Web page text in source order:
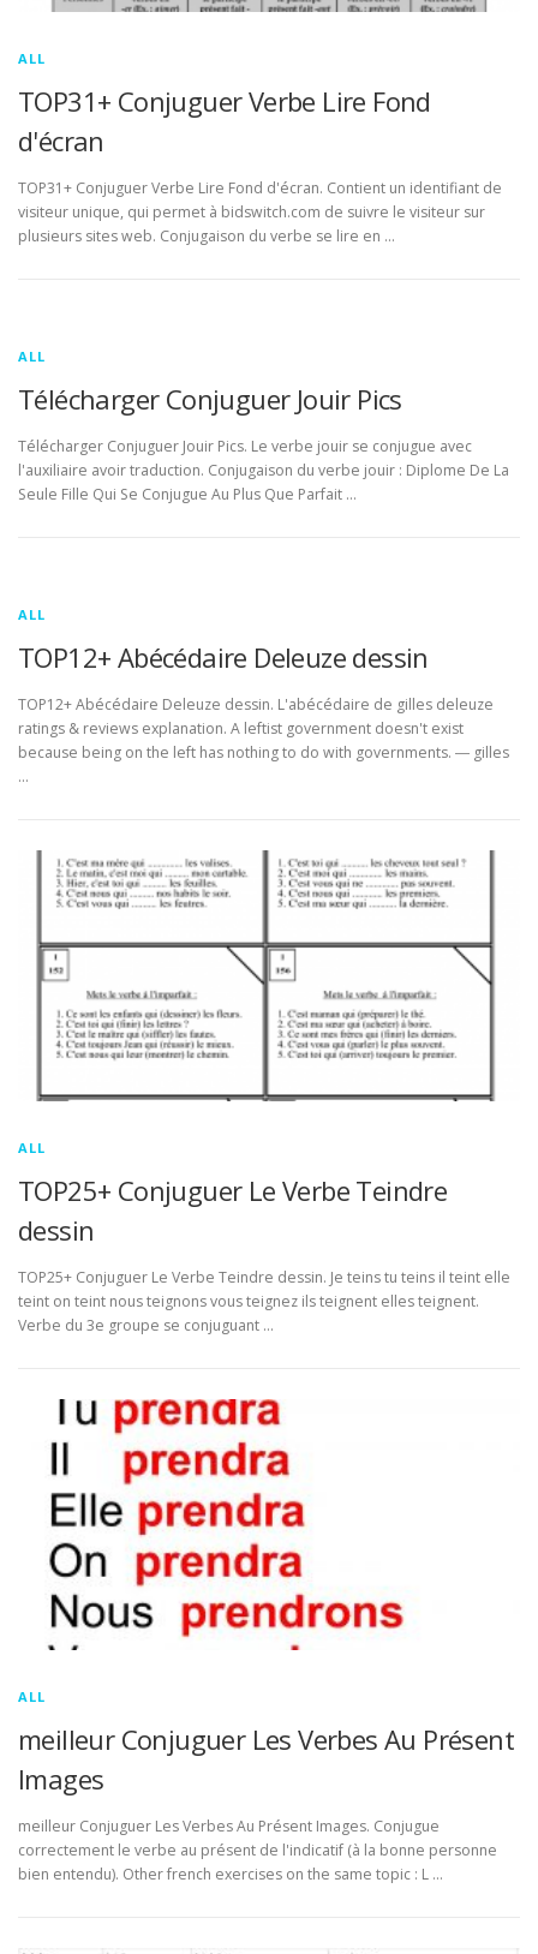
ALL
TOP31+ Conjuguer Verbe Lire Fond
d'écran
TOP31+ Conjuguer Verbe Lire Fond d'écran. Contient un identifiant de
visiteur unique, qui permet à bidswitch.com de suivre le visiteur sur
plusieurs sites web. Conjugaison du verbe se lire en …
ALL
Télécharger Conjuguer Jouir Pics
Télécharger Conjuguer Jouir Pics. Le verbe jouir se conjugue avec
l'auxiliaire avoir traduction. Conjugaison du verbe jouir : Diplome De La
Seule Fille Qui Se Conjugue Au Plus Que Parfait …
ALL
TOP12+ Abécédaire Deleuze dessin
TOP12+ Abécédaire Deleuze dessin. L'abécédaire de gilles deleuze
ratings & reviews explanation. A leftist government doesn't exist
because being on the left has nothing to do with governments. ― gilles
…
ALL
TOP25+ Conjuguer Le Verbe Teindre
dessin
TOP25+ Conjuguer Le Verbe Teindre dessin. Je teins tu teins il teint elle
teint on teint nous teignons vous teignez ils teignent elles teignent.
Verbe du 3e groupe se conjuguant …
ALL
meilleur Conjuguer Les Verbes Au Présent
Images
meilleur Conjuguer Les Verbes Au Présent Images. Conjugue
correctement le verbe au présent de l'indicatif (à la bonne personne
bien entendu). Other french exercises on the same topic : L …